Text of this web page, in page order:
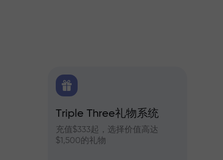
Triple Three礼物系统
充值$333起，选择价值高达
$1,500的礼物